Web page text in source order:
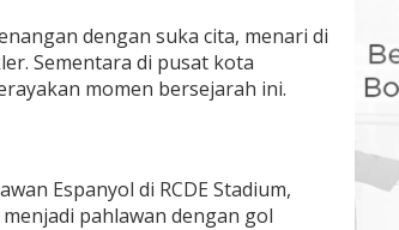
dengan suka cita, menari di
Sementara di pusat kota
momen bersejarah ini.
Espanyol di RCDE Stadium,
pahlawan dengan gol